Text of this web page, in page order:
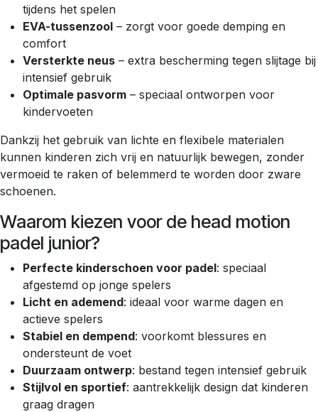
tijdens het spelen
EVA-tussenzool – zorgt voor goede demping en
comfort
Versterkte neus – extra bescherming tegen slijtage bij
intensief gebruik
Optimale pasvorm – speciaal ontworpen voor
kindervoeten
Dankzij het gebruik van lichte en flexibele materialen
kunnen kinderen zich vrij en natuurlijk bewegen, zonder
vermoeid te raken of belemmerd te worden door zware
schoenen.
Waarom kiezen voor de head motion
padel junior?
Perfecte kinderschoen voor padel: speciaal
afgestemd op jonge spelers
Licht en ademend: ideaal voor warme dagen en
actieve spelers
Stabiel en dempend: voorkomt blessures en
ondersteunt de voet
Duurzaam ontwerp: bestand tegen intensief gebruik
Stijlvol en sportief: aantrekkelijk design dat kinderen
graag dragen